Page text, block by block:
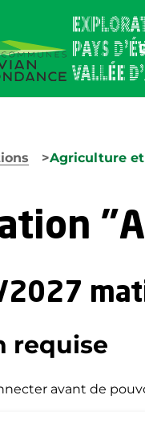
Agriculture et
requise
avant de